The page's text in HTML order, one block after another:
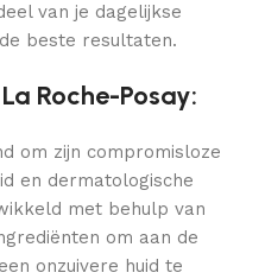
van je dagelijkse
beste resultaten.
Roche-Posay:
om zijn compromisloze
en dermatologische
met behulp van
om aan de
onzuivere huid te